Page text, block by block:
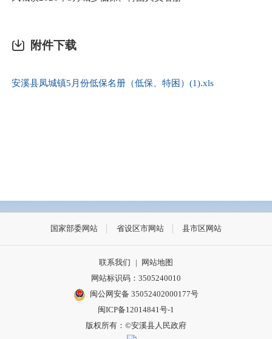
附件下载
安溪县凤城镇5月份低保名册（低保、特困）(1).xls
国家部委网站 省设区市网站 县市区网站
联系我们 | 网站地图
网站标识码：3505240010
闽公网安备 35052402000177号
闽ICP备12014841号-1
版权所有：©安溪县人民政府